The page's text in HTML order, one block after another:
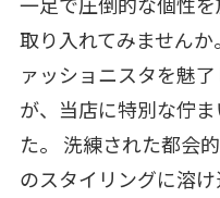
取り入れてみません
ァッショニスタを魅
が、当店に特別な佇
た。 洗練された都会
のスタイリングに溶